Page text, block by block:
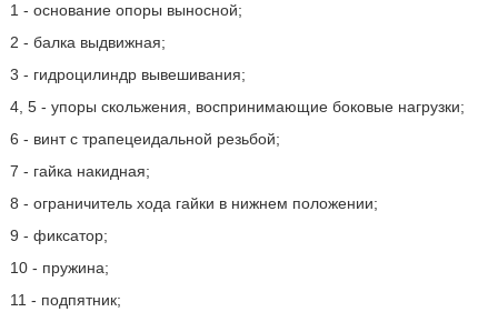
1 - основание опоры выносной;
2 - балка выдвижная;
3 - гидроцилиндр вывешивания;
4, 5 - упоры скольжения, воспринимающие боковые нагрузки;
6 - винт с трапецеидальной резьбой;
7 - гайка накидная;
8 - ограничитель хода гайки в нижнем положении;
9 - фиксатор;
10 - пружина;
11 - подпятник;